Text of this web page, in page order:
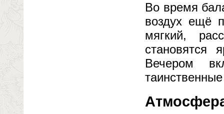
Во время
воздух ещё
мягкий,
становятся
Вечером